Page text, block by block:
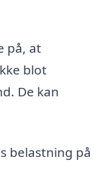
på, at
blot
De kan
belastning på